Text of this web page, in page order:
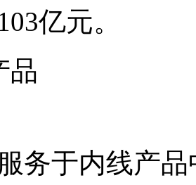
亿元。
品
务于内线产